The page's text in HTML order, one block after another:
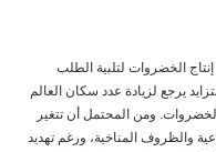
إنتاج الخضروات لتلبية الطلب
يرجع لزيادة عدد سكان العالم
ومن المحتمل أن تتغير
والظروف المناخية، ورغم تهديد